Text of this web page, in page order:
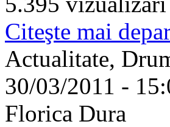
Citeşte mai
Actualitate,
30/03/2011 -
Florica Dura